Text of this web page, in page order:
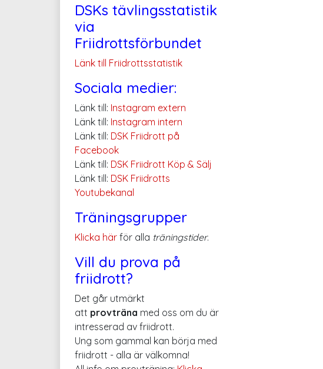
DSKs tävlingsstatistik
via
Friidrottsförbundet
Länk till Friidrottsstatistik
Sociala medier:
Länk till: Instagram extern
Länk till: Instagram intern
Länk till: DSK Friidrott på
Facebook
Länk till: DSK Friidrott Köp & Sälj
Länk till: DSK Friidrotts
Youtubekanal
Träningsgrupper
Klicka här för alla träningstider.
Vill du prova på
friidrott?
Det går utmärkt
att provträna med oss om du är
intresserad av friidrott.
Ung som gammal kan börja med
friidrott - alla är välkomna!